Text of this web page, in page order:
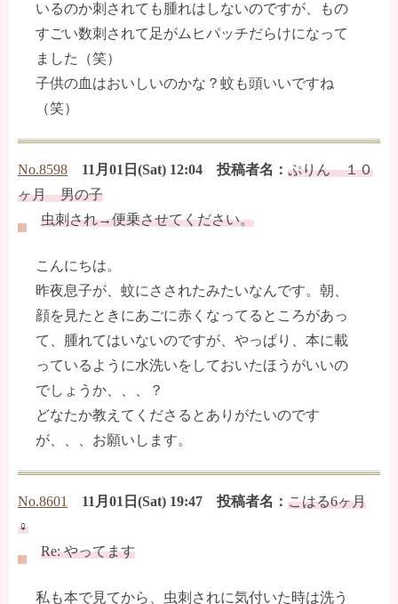
いるのか刺されても腫れはしないのですが、もの
すごい数刺されて足がムヒパッチだらけになって
ました（笑）
子供の血はおいしいのかな？蚊も頭いいですね
（笑）
No.8598 11月01日(Sat) 12:04 投稿者名： ぷりん １０
ヶ月 男の子
虫刺され→便乗させてください。
こんにちは。
昨夜息子が、蚊にさされたみたいなんです。朝、
顔を見たときにあごに赤くなってるところがあっ
て、腫れてはいないのですが、やっぱり、本に載
っているように水洗いをしておいたほうがいいの
でしょうか、、、？
どなたか教えてくださるとありがたいのです
が、、、お願いします。
No.8601 11月01日(Sat) 19:47 投稿者名： こはる6ヶ月
♀
Re: やってます
私も本で見てから、虫刺されに気付いた時は洗う